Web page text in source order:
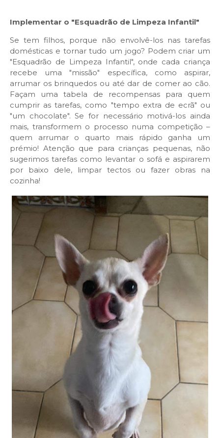
Implementar o "Esquadrão de Limpeza Infantil"
Se tem filhos, porque não envolvê-los nas tarefas
domésticas e tornar tudo um jogo? Podem criar um
"Esquadrão de Limpeza Infantil", onde cada criança
recebe uma "missão" específica, como aspirar,
arrumar os brinquedos ou até dar de comer ao cão.
Façam uma tabela de recompensas para quem
cumprir as tarefas, como "tempo extra de ecrã" ou
"um chocolate". Se for necessário motivá-los ainda
mais, transformem o processo numa competição –
quem arrumar o quarto mais rápido ganha um
prémio! Atenção que para crianças pequenas, não
sugerimos tarefas como levantar o sofá e aspirarem
por baixo dele, limpar tectos ou fazer obras na
cozinha!